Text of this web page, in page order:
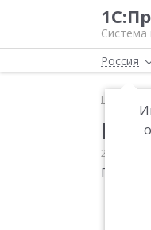
Система
Россия
Главная
23.12.2025
Приказ